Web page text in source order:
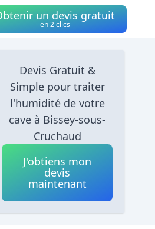
un devis gratuit
en 2 clics
Devis Gratuit &
Simple pour traiter
l'humidité de votre
cave à Bissey-sous-
Cruchaud
J'obtiens mon
devis
maintenant